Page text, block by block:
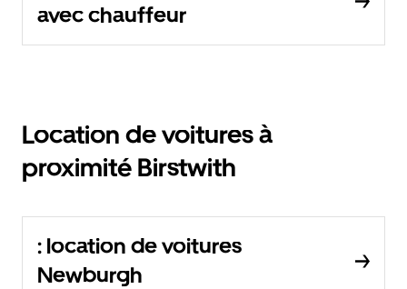
avec chauffeur
Location de voitures à
proximité Birstwith
: location de voitures
Newburgh